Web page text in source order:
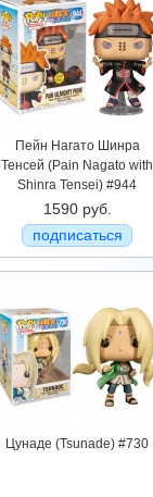
Пейн Нагато Шинра
Тенсей (Pain Nagato with
Shinra Tensei) #944
1590 руб.
подписаться
Цунаде (Tsunade) #730